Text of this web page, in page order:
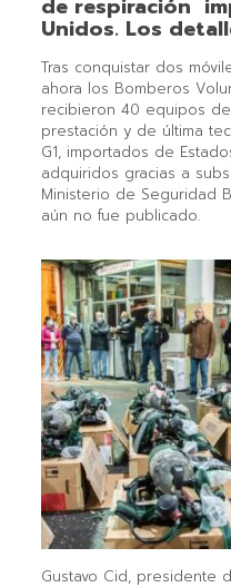
de respiración
Unidos. Los
Tras conquistar dos
ahora los Bomberos
recibieron 40 equipos
prestación y de última
G1, importados de
adquiridos gracias a
Ministerio de Seguridad
aún no fue publicado.
Gustavo Cid, presidente